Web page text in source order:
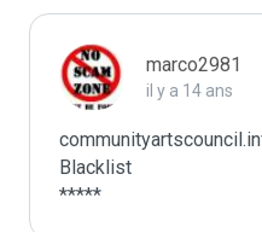
marco2981
il y a 14 ans
Blacklist
*****